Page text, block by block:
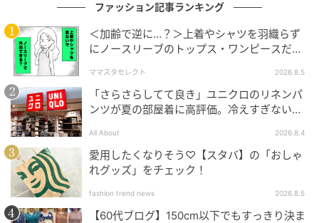
シックなカラーリングには儚げに咲く花々が映える。
使いやすい菱形シルエットは初心者にもおすすめ。
ファッション記事ランキング
＜加齢で逆に…？＞上着やシャツを羽織らず
にノースリーブのトップス・ワンピースだけ
ママスタセレクト 2026.8.5
「さらさらしてて良き」ユニクロのリネンパ
ンツが夏の部屋着に高評価。冷えすぎない肌
All About 2026.8.4
愛用したくなりそう♡【スタバ】の「おしゃ
れグッズ」をチェック！
fashion trend news 2026.8.5
【60代ブログ】150cm以下でもすっきり決ま